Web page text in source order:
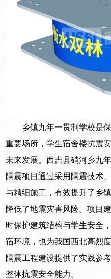
乡镇九年一贯制学校是
重要场所，学生宿舍楼抗震
未来发展。西吉县硝河乡九
隔震项目通过采用隔震技术
与精细施工，有效提升了乡
降低了地震灾害风险。项目
时保护建筑结构与学生安全
宿环境，也为我国西北高烈
隔震工程建设提供了实践参
整体抗震安全能力。